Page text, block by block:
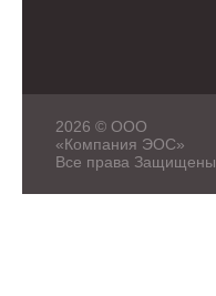
2026 © ООО
«Компания ЭОС»
Все права Защищены